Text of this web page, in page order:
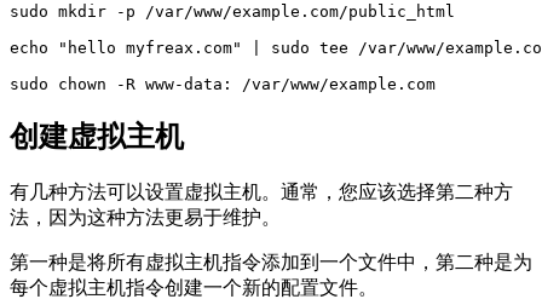
sudo mkdir -p /var/www/example.com/public_html
echo "hello myfreax.com" | sudo tee /var/www/
sudo chown -R www-data: /var/www/example.com
创建虚拟主机
有几种方法可以设置虚拟主机。通常，您应该选择第二种方
法，因为这种方法更易于维护。
第一种是将所有虚拟主机指令添加到一个文件中，第二种是为
每个虚拟主机指令创建一个新的配置文件。